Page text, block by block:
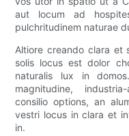
aut locum ad
pulchritudinem naturae
Altiore creando clara et
solis locus est dolor
naturalis lux in
magnitudine,
consilio options, an
vestri locus in clara et
in.